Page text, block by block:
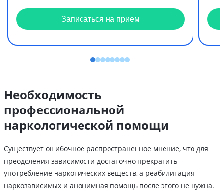
Записаться на прием
Необходимость
профессиональной
наркологической помощи
Существует ошибочное распространенное мнение, что для
преодоления зависимости достаточно прекратить
употребление наркотических веществ, а реабилитация
наркозависимых и анонимная помощь после этого не нужна.